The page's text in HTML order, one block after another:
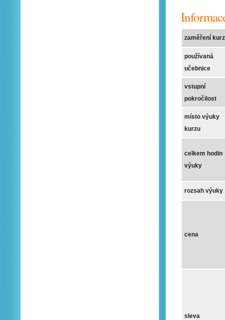
zaměření
používaná
učebnice
vstupní
pokročilost
místo výuky
kurzu
celkem hodin
výuky
rozsah výuky
cena
sleva